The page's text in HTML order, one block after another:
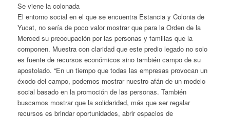
Se viene la colonada
El entorno social en el que se encuentra Estancia y Colonia de
Yucat, no sería de poco valor mostrar que para la Orden de la
Merced su preocupación por las personas y familias que la
componen. Muestra con claridad que este predio legado no solo
es fuente de recursos económicos sino también campo de su
apostolado. “En un tiempo que todas las empresas provocan un
éxodo del campo, podemos mostrar nuestro afán de un modelo
social basado en la promoción de las personas. También
buscamos mostrar que la solidaridad, más que ser regalar
recursos es brindar oportunidades, abrir espacios de